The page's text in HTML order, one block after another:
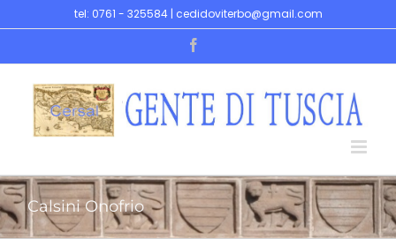
to
tel: 0761 - 325584 | cedidoviterbo@gmail.com
Calsini Onofrio